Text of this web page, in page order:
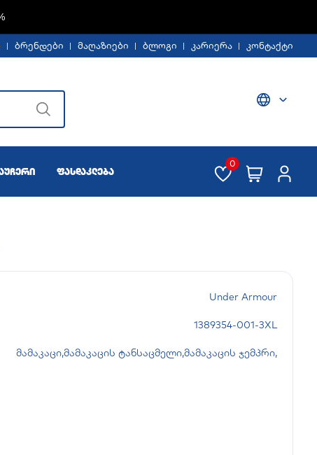
30%
ბრენდები მაღაზიები ბლოგი კარიერა კონტაქტი
ფასდაკლება
0
Under Armour
1389354-001-3XL
მამაკაცი,მამაკაცის ტანსაცმელი,მამაკაცის ჯემპრი,